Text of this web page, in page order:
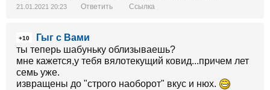
21.01.2021 20:23 Ответить Ссылка
+10
Гыг с Вами
ты теперь шабуньку облизываешь?
мне кажется,у тебя вялотекущий ковид...причем лет
семь уже.
извращены до "строго наоборот" вкус и нюх.